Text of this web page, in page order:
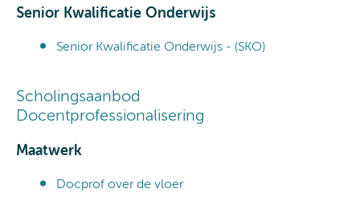
Senior Kwalificatie Onderwijs
Senior Kwalificatie Onderwijs - (SKO)
Scholingsaanbod
Docentprofessionalisering
Maatwerk
Docprof over de vloer